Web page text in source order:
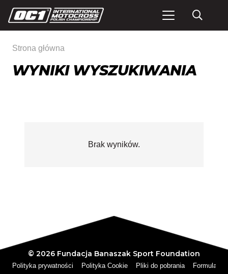
Strona główna
WYNIKI WYSZUKIWANIA
Brak wyników.
© 2026 Fundacja Banaszak Sport Foundation
Polityka prywatności Polityka Cookie Pliki do pobrania Formularz